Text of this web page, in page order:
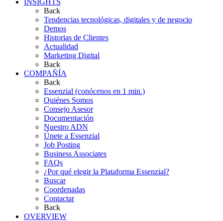
INSIGHTS
Back
Tendencias tecnológicas, digitales y de negocio
Demos
Historias de Clientes
Actualidad
Marketing Digital
Back
COMPAÑÍA
Back
Essenzial (conócenos en 1 min.)
Quiénes Somos
Consejo Asesor
Documentación
Nuestro ADN
Únete a Essenzial
Job Posting
Business Associates
FAQs
¿Por qué elegir la Plataforma Essenzial?
Buscar
Coordenadas
Contactar
Back
OVERVIEW